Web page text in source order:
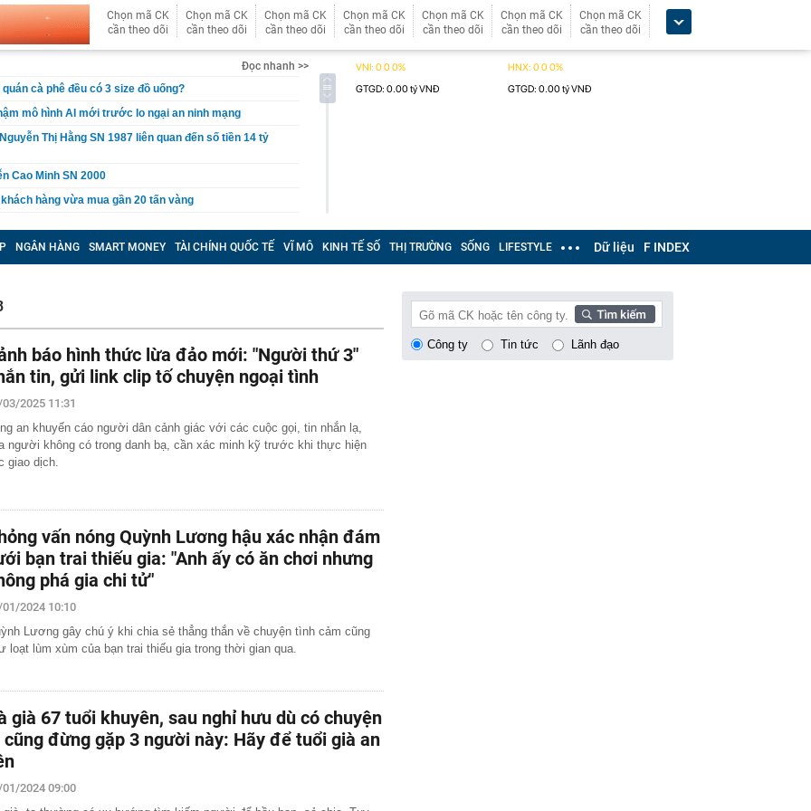
Chọn mã CK
cần theo dõi
Chọn mã CK
cần theo dõi
Chọn mã CK
cần theo dõi
Chọn mã CK
cần theo dõi
Chọn mã CK
cần theo dõi
Chọn mã CK
cần theo dõi
Chọn mã CK
cần theo dõi
Đọc nhanh >>
cà phê đều có 3 size đồ uống?
mô hình AI mới trước lo ngại an ninh mạng
Thị Hằng SN 1987 liên quan đến số tiền 14 tỷ
Cao Minh SN 2000
hàng vừa mua gần 20 tấn vàng
thu đến 10 tỷ đồng
top đẹp nhất thế giới: Về Việt Nam làm Á hậu là phụ,
lịch lớn nhất Trung Quốc: Ép khách sạn ký hợp đồng
tác không thể tự quyết định giá
thói quen này chứng tỏ họ đang sống giả tạo với chính
báo quan trọng đến người thường xuyên nhận tiền
siêu đập thủy điện lớn nhất thế giới, gấp 3 lần Tam
giềng Tây Nam lo ngại, lập tức ra đề nghị với Bắc
1,1 tỷ đồng vào tài khoản của chính mình, người
1.450 tấn cùng nâng khung thép 125 tấn cho nhà hát
1,3 tỷ đồng
của Việt Anh - Quỳnh Nga
nhiều gia đình thích đặt 1 lọ dầu gió trong nhà vệ
nghẹt lực lượng Ukraine
thường hé lộ dư địa khai thác lớn
NGÂN HÀNG SMART MONEY TÀI CHÍNH QUỐC TẾ VĨ MÔ KINH TẾ SỐ THỊ TRƯỜNG SỐNG LIFESTYLE Dữ liệu F INDEX
báo hình thức lừa đảo mới: "Người thứ 3"
tin, gửi link clip tố chuyện ngoại tình
2025 11:31
an khuyến cáo người dân cảnh giác với các cuộc gọi, tin nhắn lạ,
người không có trong danh bạ, cần xác minh kỹ trước khi thực hiện
giao dịch.
vấn nóng Quỳnh Lương hậu xác nhận đám
bạn trai thiếu gia: "Anh ấy có ăn chơi nhưng
phá gia chi tử"
2024 10:10
Lương gây chú ý khi chia sẻ thẳng thắn về chuyện tình cảm cũng
loạt lùm xùm của bạn trai thiếu gia trong thời gian qua.
già 67 tuổi khuyên, sau nghỉ hưu dù có chuyện
cũng đừng gặp 3 người này: Hãy để tuổi già an
01/2024 09:00
Công ty Tin tức Lãnh đạo